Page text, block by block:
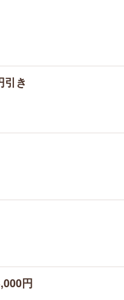
き
円